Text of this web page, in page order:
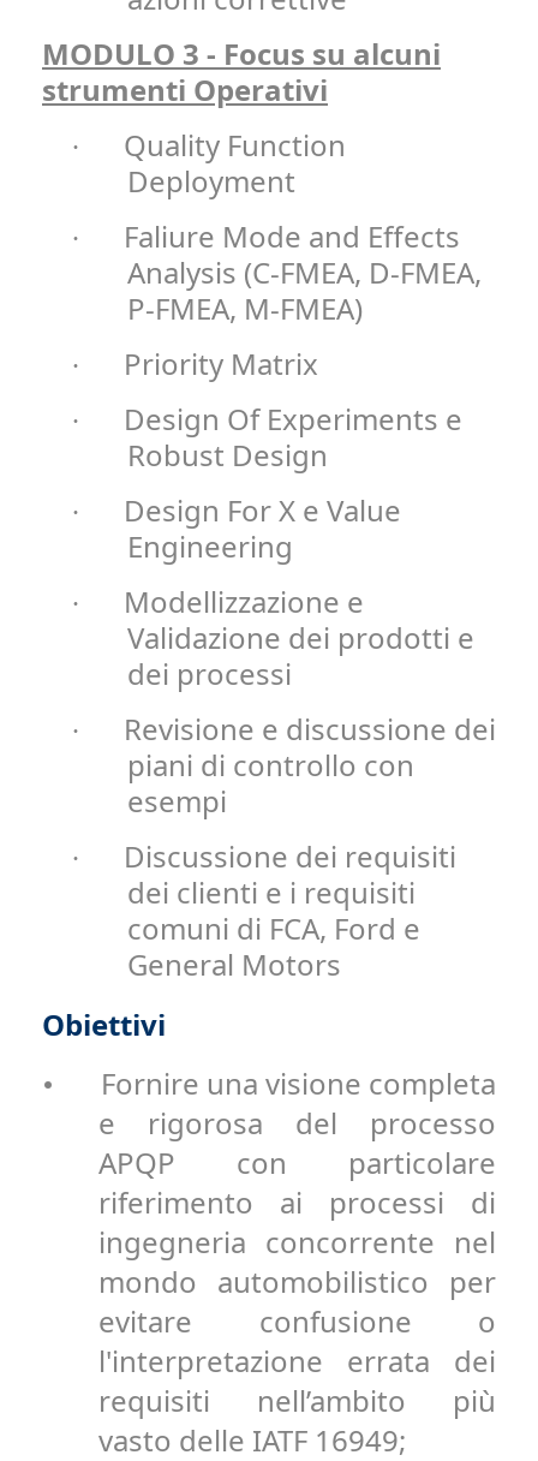
MODULO 3 - Focus su alcuni
strumenti Operativi
·
Quality Function
Deployment
·
Faliure Mode and Effects
Analysis (C-FMEA, D-FMEA,
P-FMEA, M-FMEA)
· Priority Matrix
·
Design Of Experiments e
Robust Design
·
Design For X e Value
Engineering
·
Modellizzazione e
Validazione dei prodotti e
dei processi
·
Revisione e discussione dei
piani di controllo con
esempi
·
Discussione dei requisiti
dei clienti e i requisiti
comuni di FCA, Ford e
General Motors
Obiettivi
•
Fornire una visione completa
e rigorosa del processo
APQP con particolare
riferimento ai processi di
ingegneria concorrente nel
mondo automobilistico per
evitare confusione o
l'interpretazione errata dei
requisiti nell’ambito più
vasto delle IATF 16949;